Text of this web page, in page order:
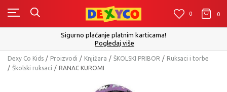
0 0
Click&Collect - Platite karticom Online i
Dexy Co Kids Proizvodi Knjižara ŠKOLSKI PRIBOR
Ruksaci i torbe
Školski ruksaci
RANAC KUROMI